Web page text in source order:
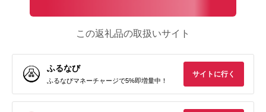
この返礼品の取扱いサイト
ふるなび
ふるなびマネーチャージで5%即増量中！
サイトに行く